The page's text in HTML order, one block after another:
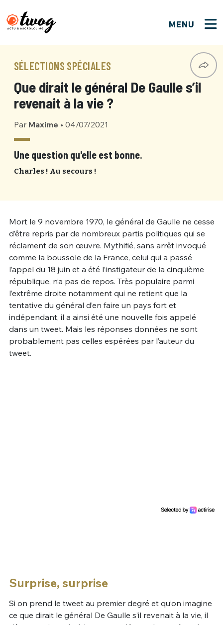
MENU
SÉLECTIONS SPÉCIALES
Que dirait le général De Gaulle s’il
revenait à la vie ?
Par Maxime • 04/07/2021
Une question qu'elle est bonne.
Charles ! Au secours !
Mort le 9 novembre 1970, le général de Gaulle ne cesse
d’être repris par de nombreux partis politiques qui se
réclament de son œuvre. Mythifié, sans arrêt invoqué
comme la boussole de la France, celui qui a passé
l’appel du 18 juin et a été l’instigateur de la cinquième
république, n’a pas de repos. Très populaire parmi
l’extrême droite notamment qui ne retient que la
tentative du général d’en faire un pays fort et
indépendant, il a ainsi été une nouvelle fois appelé
dans un tweet. Mais les réponses données ne sont
probablement pas celles espérées par l’auteur du
tweet.
Surprise, surprise
Si on prend le tweet au premier degré et qu’on imagine
ce que dirait le général De Gaulle s’il revenait à la vie, il
Bienvenue !
PSEUDO*
EMAIL*
PASSWORD*
Connexion
PSEUDO
MOT DE PASSE
CONNEXION
VOTRE PARTICIPATION
Que souhaitez-vous proposer ?
Quelques tweets
C'EST PARTI
Ma propre sélection
Un Thread
C'EST PARTI